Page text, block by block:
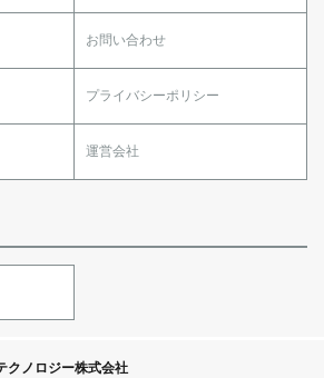
お問い合わせ
プライバシーポリシー
運営会社
クノロジー株式会社